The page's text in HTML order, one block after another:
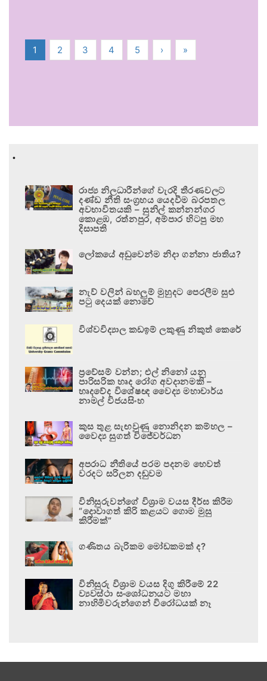
1 2 3 4 5 › »
.
රාජ්‍ය නිලධාරීන්ගේ වැරදි තීරණවලට
දණ්ඩ නීති සංග්‍රහය යෙදවීම බරපතල
අවභාවිතයකි – සුනිල් කන්නන්ගර
කොළඹ, රත්නපුර, අම්පාර හිටපු මහ
දිසාපති
ලෝකයේ අඩුවෙන්ම නිදා ගන්නා ජාතිය?
නැව් වලින් බහලුම් මුහුදට පෙරලීම සුළු
පටු දෙයක් නොවේ
විශ්වවිද්‍යාල කඩඉම් ලකුණු නිකුත් කෙරේ
ප්‍රවේසම් වන්න; එල් නිනෝ යනු
පාරිසරික හෘද රෝග අවදානමකි –
හෘදවේද විශේෂඥ වෛද්‍ය මහාචාර්ය
නාමල් විජයසිංහ
කුස තුළ සැඟවුණු නොනිදන කම්හල –
වෛද්‍ය සුගත් විජේවර්ධන
අපරාධ නීතියේ පරම පදනම හෙවත්
වරදට සරිලන දඬුවම
විනිසුරුවන්ගේ විශ්‍රාම වයස දීර්ඝ කිරීම
“දොවාගත් කිරි කළයට ගොම මුසු
කිරීමක්”
ගණිතය බැරිකම මෝඩකමක් ද?
විනිසුරු විශ්‍රාම වයස දිගු කිරීමේ 22
ව්‍යවස්ථා සංශෝධනයට මහා
නාහිමිවරුන්ගෙන් විරෝධයක් නෑ